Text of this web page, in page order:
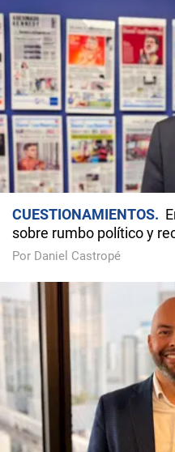
CUESTIONAMIENTOS
sobre rumbo político y
Por Daniel Castropé